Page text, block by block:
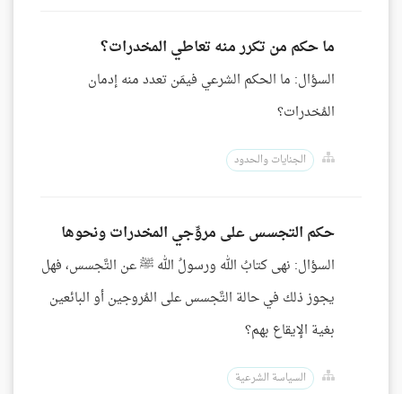
ما حكم من تكرر منه تعاطي المخدرات؟
السؤال: ما الحكم الشرعي فيمَن تعدد منه إدمان
المُخدرات؟
الجنايات والحدود
حكم التجسس على مروِّجي المخدرات ونحوها
السؤال: نهى كتابُ الله ورسولُ الله ﷺ عن التَّجسس، فهل
يجوز ذلك في حالة التَّجسس على المُروجين أو البائعين
بغية الإيقاع بهم؟
السياسة الشرعية